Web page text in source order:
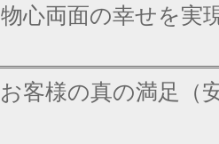
心両面の幸せを実
お客様の真の満足（